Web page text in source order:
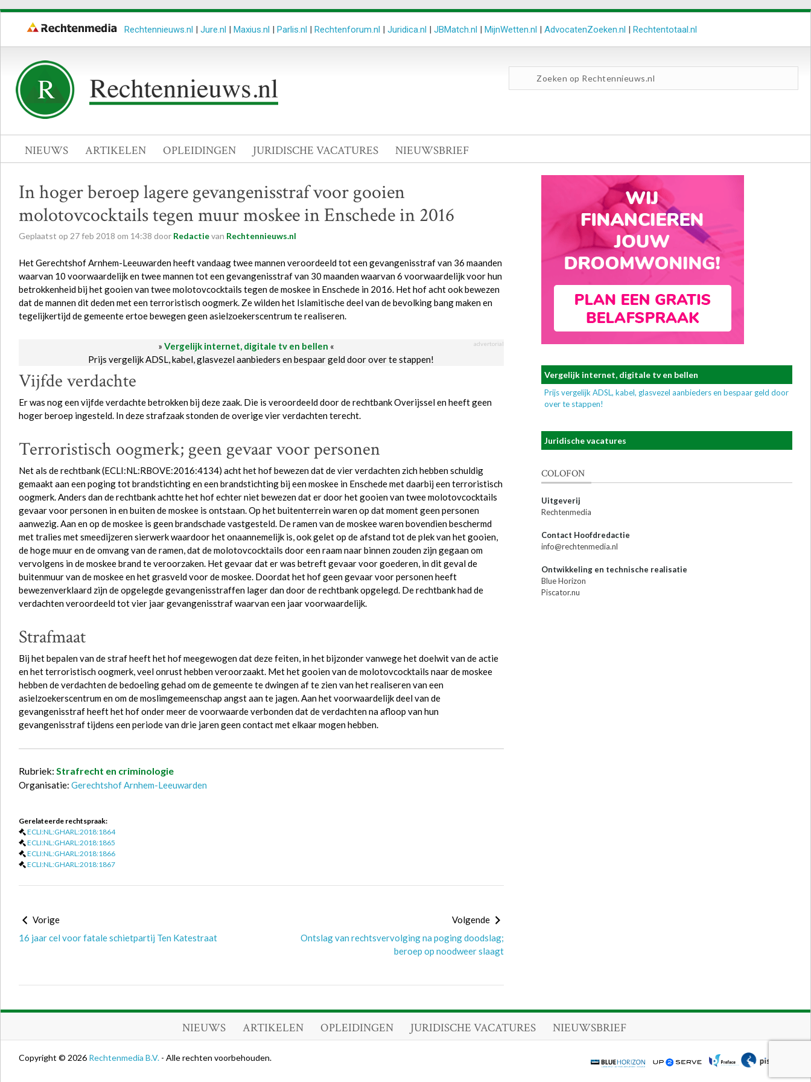
Rechtennieuws.nl | Jure.nl | Maxius.nl | Parlis.nl | Rechtenforum.nl | Juridica.nl | JBMatch.nl | MijnWetten.nl | AdvocatenZoeken.nl | Rechtentotaal.nl
NIEUWS ARTIKELEN OPLEIDINGEN JURIDISCHE VACATURES NIEUWSBRIEF
In hoger beroep lagere gevangenisstraf voor gooien
molotovcocktails tegen muur moskee in Enschede in 2016
Geplaatst op 27feb 2018 om 14:38 door Redactievan Rechtennieuws.nl
Het Gerechtshof Arnhem-Leeuwarden heeft vandaag twee mannen veroordeeld tot een gevangenisstraf van 36 maanden
waarvan 10 voorwaardelijk en twee mannen tot een gevangenisstraf van 30 maanden waarvan 6 voorwaardelijk voor hun
betrokkenheid bij het gooien van twee molotovcocktails tegen de moskee in Enschede in 2016. Het hof acht ook bewezen
dat de mannen dit deden met een terroristisch oogmerk. Ze wilden het Islamitische deel van de bevolking bang maken en
tegelijkertijd de gemeente ertoe bewegen geen asielzoekerscentrum te realiseren.
» Vergelijk internet, digitale tv en bellen « advertorial
Prijs vergelijk ADSL, kabel, glasvezel aanbieders en bespaar geld door over te stappen!
Vijfde verdachte
Er was nog een vijfde verdachte betrokken bij deze zaak. Die is veroordeeld door de rechtbank Overijssel en heeft geen
hoger beroep ingesteld. In deze strafzaak stonden de overige vier verdachten terecht.
Terroristisch oogmerk; geen gevaar voor personen
Net als de rechtbank (ECLI:NL:RBOVE:2016:4134) acht het hof bewezen dat de vier verdachten zich hebben schuldig
gemaakt aan een poging tot brandstichting en een brandstichting bij een moskee in Enschede met daarbij een terroristisch
oogmerk. Anders dan de rechtbank achtte het hof echter niet bewezen dat er door het gooien van twee molotovcocktails
gevaar voor personen in en buiten de moskee is ontstaan. Op het buitenterrein waren op dat moment geen personen
aanwezig. Aan en op de moskee is geen brandschade vastgesteld. De ramen van de moskee waren bovendien beschermd
met tralies met smeedijzeren sierwerk waardoor het onaannemelijk is, ook gelet op de afstand tot de plek van het gooien,
de hoge muur en de omvang van de ramen, dat de molotovcocktails door een raam naar binnen zouden zijn gegaan om
vervolgens in de moskee brand te veroorzaken. Het gevaar dat er was betreft gevaar voor goederen, in dit geval de
buitenmuur van de moskee en het grasveld voor de moskee. Doordat het hof geen gevaar voor personen heeft
bewezenverklaard zijn de opgelegde gevangenisstraffen lager dan door de rechtbank opgelegd. De rechtbank had de
verdachten veroordeeld tot vier jaar gevangenisstraf waarvan een jaar voorwaardelijk.
Strafmaat
Bij het bepalen van de straf heeft het hof meegewogen dat deze feiten, in het bijzonder vanwege het doelwit van de actie
en het terroristisch oogmerk, veel onrust hebben veroorzaakt. Met het gooien van de molotovcocktails naar de moskee
hebben de verdachten de bedoeling gehad om de gemeente te dwingen af te zien van het realiseren van een
asielzoekerscentrum en om de moslimgemeenschap angst aan te jagen. Aan het voorwaardelijk deel van de
gevangenisstraf heeft het hof onder meer de voorwaarde verbonden dat de verdachten na afloop van hun
gevangenisstraf tijdens een periode van drie jaren geen contact met elkaar mogen hebben.
Rubriek: Strafrecht en criminologie
Organisatie: Gerechtshof Arnhem-Leeuwarden
Gerelateerde rechtspraak:
ECLI:NL:GHARL:2018:1864
ECLI:NL:GHARL:2018:1865
ECLI:NL:GHARL:2018:1866
ECLI:NL:GHARL:2018:1867
Vorige
16 jaar cel voor fatale schietpartij Ten Katestraat
Volgende
Ontslag van rechtsvervolging na poging doodslag;
beroep op noodweer slaagt
Vergelijk internet, digitale tv en bellen
Prijs vergelijk ADSL, kabel, glasvezel aanbieders en bespaar geld door
over te stappen!
Juridische vacatures
COLOFON
Uitgeverij
Rechtenmedia
Contact Hoofdredactie
info@rechtenmedia.nl
Ontwikkeling en technische realisatie
Blue Horizon
Piscator.nu
NIEUWS ARTIKELEN OPLEIDINGEN JURIDISCHE VACATURES NIEUWSBRIEF
Copyright © 2026 Rechtenmedia B.V. - Alle rechten voorbehouden.